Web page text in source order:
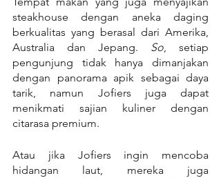
steakhouse dengan aneka daging
berkualitas yang berasal dari Amerika,
Australia dan Jepang. So, setiap
pengunjung tidak hanya dimanjakan
dengan panorama apik sebagai daya
tarik, namun Jofiers juga dapat
menikmati sajian kuliner dengan
citarasa premium.
Atau jika Jofiers ingin mencoba
hidangan laut, mereka juga